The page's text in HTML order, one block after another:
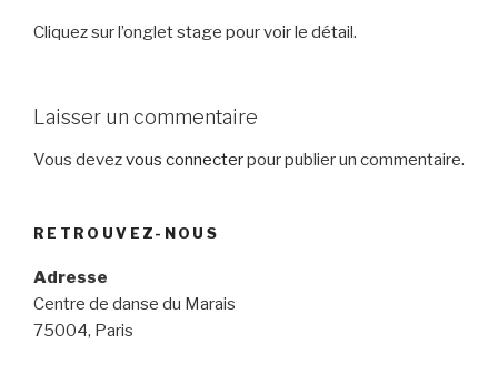
Cliquez sur l’onglet stage pour voir le détail.
Laisser un commentaire
Vous devezvous connecterpour publier un commentaire.
RETROUVEZ-NOUS
Adresse
Centre de danse du Marais
75004, Paris